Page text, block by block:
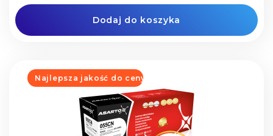
Dodaj do koszyka
Najlepsza jakość do ceny